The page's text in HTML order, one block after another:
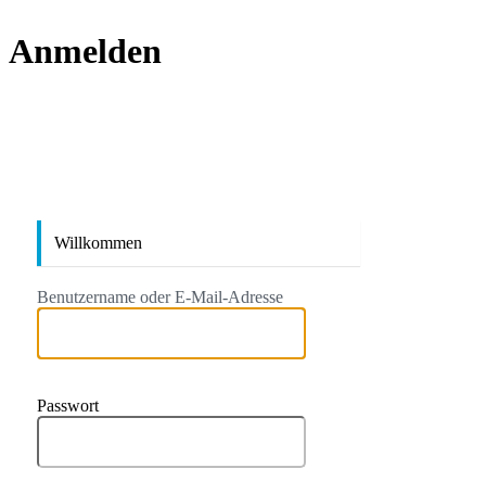
Anmelden
Willkommen
Benutzername oder E-Mail-Adresse
Passwort